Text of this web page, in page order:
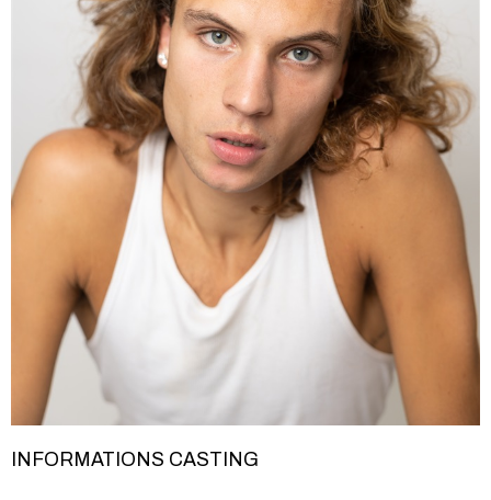
INFORMATIONS CASTING